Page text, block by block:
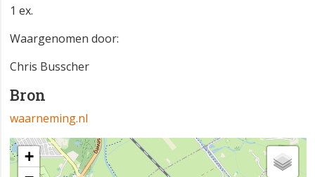
1 ex.
Waargenomen door:
Chris Busscher
Bron
waarneming.nl
+